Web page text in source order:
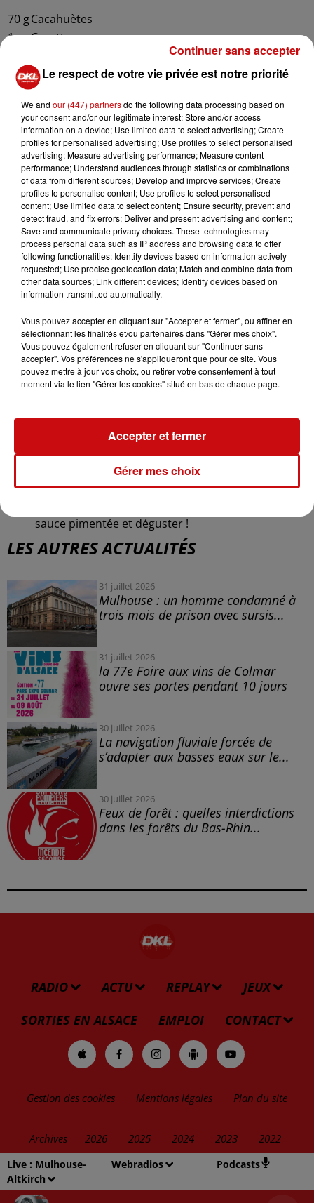
Live : Mulhouse-
Altkirch
Webradios Podcasts
70 gCacahuètes
1
Carotte
Concombre
Sucrines
Préparation:
Pour préparer la pâte, mélanger le sucre, la farine
et la levure. Puis, verser l’eau tiède et le lait. Bien
pétrir jusqu’à l’obtention d’une pâte lisse et
homogène.
Retirer la couenne de la poitrine de porc et
découper des cubes épais. Peler et hacher l’ail et
râper le gingembre.
Faire dorer la poitrine dans 2 c-à-s d’huile puis
ajouter l’ail, le gingembre, 3 c-à-s de sauce soja, ½
c-à-c de chaque épice et 2 c-à-s de miel. Couvrir
d’eau et laisser mijoter à couvert environ 40
minutes. La viande doit être fondante et
caramélisée.
Préparer la garniture. Éplucher et râper la carotte,
laver la salade et la moitié du concombre puis les
émincer. Hacher les cacahuètes.
de petites boules. Les étaler en ovale, les huiler au
pinceau et les replier en deux. Placer sur un papier
sulfurisé dans un panier vapeur ou dans une
passoire avec un couvercle sur le dessus et cuire
10 à 15 minutes.
sauce pimentée et déguster !
LES AUTRES ACTUALITÉS
31 juillet 2026
Mulhouse : un homme condamné à
trois mois de prison avec sursis...
31 juillet 2026
la 77e Foire aux vins de Colmar
ouvre ses portes pendant 10 jours
30 juillet 2026
La navigation fluviale forcée de
s’adapter aux basses eaux sur le...
30 juillet 2026
Feux de forêt : quelles interdictions
dans les forêts du Bas-Rhin...
RADIO ACTU REPLAY
JEUX
SORTIES EN ALSACE
EMPLOI CONTACT
Gestion des cookies Mentions légales Plan du site
Archives 2026 2025 2024 2023 2022
Le respect de votre vie privée est notre priorité
We and our (447) partnersdo the following data processing based on
your consent and/or our legitimate interest: Store and/or access
information on a device; Use limited data to select advertising; Create
profiles for personalised advertising; Use profiles to select personalised
advertising; Measure advertising performance; Measure content
performance; Understand audiences through statistics or combinations
of data from different sources; Develop and improve services; Create
profiles to personalise content; Use profiles to select personalised
content; Use limited data to select content; Ensure security, prevent and
detect fraud, and fix errors; Deliver and present advertising and content;
Save and communicate privacy choices. These technologies may
process personal data such as IP address and browsing data to offer
following functionalities: Identify devices based on information actively
requested; Use precise geolocation data; Match and combine data from
other data sources; Link different devices; Identify devices based on
information transmitted automatically.
Vous pouvez accepter en cliquant sur "Accepter et fermer", ou affiner en
sélectionnant les finalités et/ou partenaires dans "Gérer mes choix".
Vous pouvez également refuser en cliquant sur "Continuer sans
accepter". Vos préférences ne s'appliqueront que pour ce site. Vous
pouvez mettre à jour vos choix, ou retirer votre consentement à tout
moment via le lien "Gérer les cookies" situé en bas de chaque page.
Gérer mes choix
Accepter et fermer
Continuer sans accepter